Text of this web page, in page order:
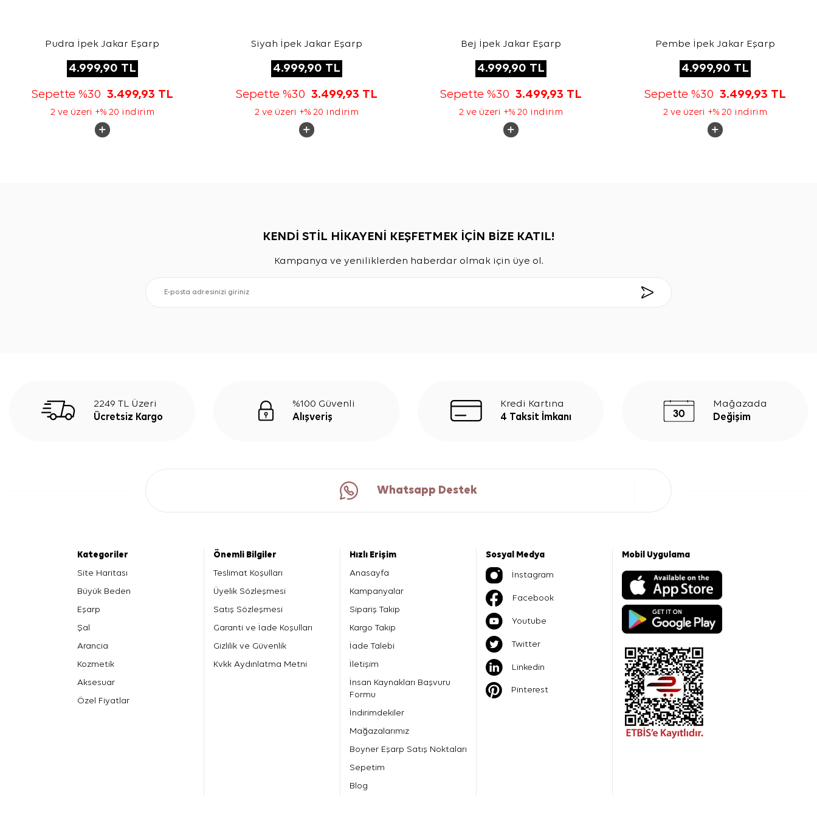
Pudra İpek Jakar Eşarp
4.999,90 TL
Sepette %30 3.499,93 TL
2 ve üzeri +% 20 indirim
Siyah İpek Jakar Eşarp
4.999,90 TL
Sepette %30 3.499,93 TL
2 ve üzeri +% 20 indirim
Bej İpek Jakar Eşarp
4.999,90 TL
Sepette %30 3.499,93 TL
2 ve üzeri +% 20 indirim
Pembe İpek Jakar Eşarp
4.999,90 TL
Sepette %30 3.499,93 TL
2 ve üzeri +% 20 indirim
KENDİ STİL HİKAYENİ KEŞFETMEK İÇİN BİZE KATIL!
Kampanya ve yeniliklerden haberdar olmak için üye ol.
2249 TL Üzeri
Ücretsiz Kargo
%100 Güvenli
Alışveriş
Kredi Kartına
4 Taksit İmkanı
Mağazada
Değişim
Whatsapp Destek
Kategoriler
Site Haritası
Büyük Beden
Eşarp
Şal
Arancia
Kozmetik
Aksesuar
Özel Fiyatlar
Önemli Bilgiler
Teslimat Koşulları
Üyelik Sözleşmesi
Satış Sözleşmesi
Garanti ve İade Koşulları
Gizlilik ve Güvenlik
Kvkk Aydınlatma Metni
Hızlı Erişim
Anasayfa
Kampanyalar
Sipariş Takip
Kargo Takip
İade Talebi
İletişim
İnsan Kaynakları Başvuru
Formu
İndirimdekiler
Mağazalarımız
Boyner Eşarp Satış Noktaları
Sepetim
Blog
Sosyal Medya
İnstagram
Facebook
Youtube
Twitter
Linkedin
Pinterest
Mobil Uygulama